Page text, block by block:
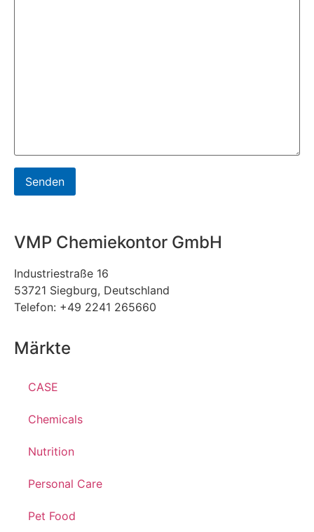
VMP Chemiekontor GmbH
Industriestraße 16
53721 Siegburg, Deutschland
Telefon: +49 2241 265660
Märkte
CASE
Chemicals
Nutrition
Personal Care
Pet Food